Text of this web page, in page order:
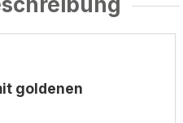
goldenen